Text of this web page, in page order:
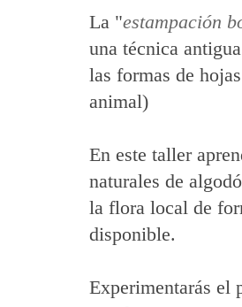
La "estampación
una técnica
las formas de
animal)
En este taller
naturales de
la flora local de
disponible.
Experimentarás el